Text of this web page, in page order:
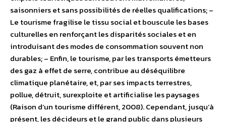
saisonniers et sans possibilités de réelles qualifications; –
Le tourisme fragilise le tissu social et bouscule les bases
culturelles en renforçant les disparités sociales et en
introduisant des modes de consommation souvent non
durables; – Enfin, le tourisme, par les transports émetteurs
des gaz à effet de serre, contribue au déséquilibre
climatique planétaire, et, par ses impacts terrestres,
pollue, détruit, surexploite et artificialise les paysages
(Raison d’un tourisme différent, 2008). Cependant, jusqu’à
présent, les décideurs et le grand public dans plusieurs